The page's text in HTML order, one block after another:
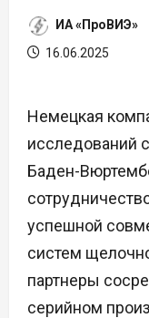
ИА «ПроВИЭ»
16.06.2025
Немецкая
исследований
Баден-
успешной
систем
партнеры
серийном